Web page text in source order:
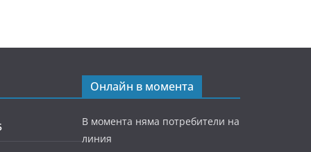
Онлайн в момента
В момента няма потребители на
линия